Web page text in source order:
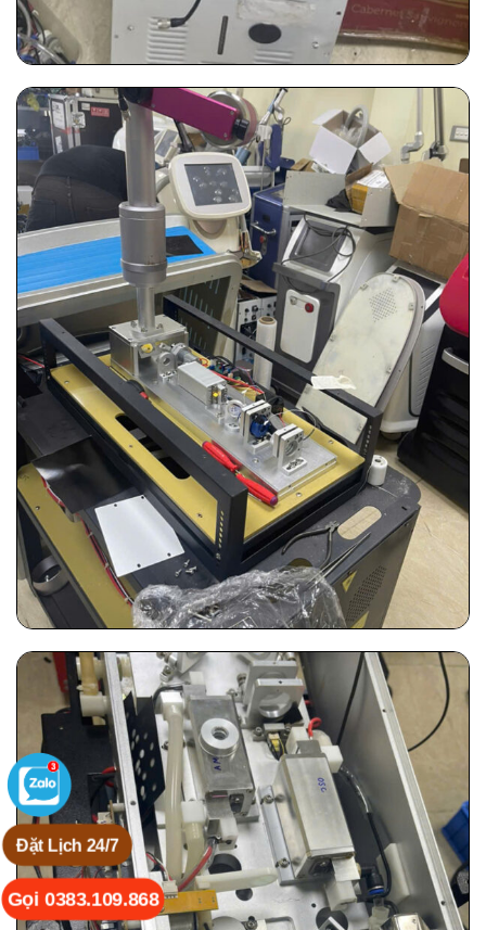
Đặt Lịch 24/7
Gọi 0383.109.868